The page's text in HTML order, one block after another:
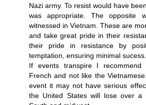
Nazi army. To resist would have
was appropriate. The opposite
witnessed in Vietnam. These are
and take great pride in their
their pride in resistance by
temptation, ensuring minimal sucess.
If events transpire I
French and not like the
event it may not have serious
the United States will lose over a